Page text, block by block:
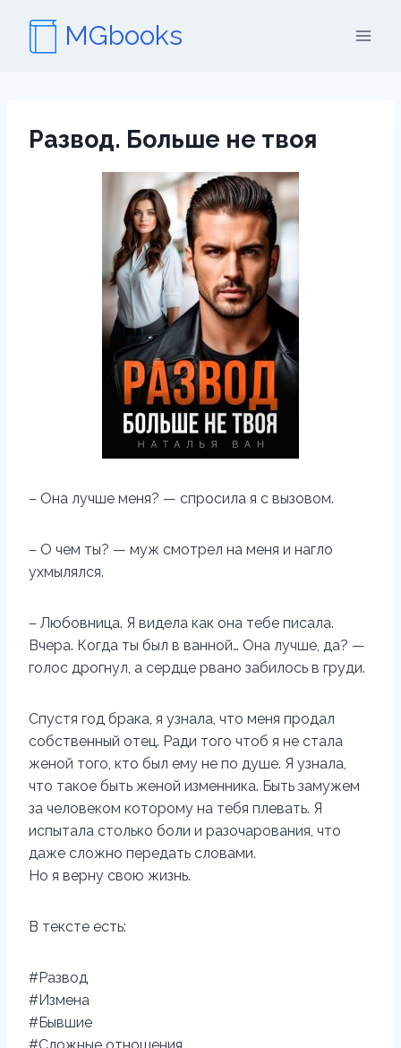
содержимому
MGbooks
Развод. Больше не твоя
– Она лучше меня? — спросила я с вызовом.
– О чем ты? — муж смотрел на меня и нагло
ухмылялся.
– Любовница. Я видела как она тебе писала.
Вчера. Когда ты был в ванной… Она лучше, да? —
голос дрогнул, а сердце рвано забилось в груди.
Спустя год брака, я узнала, что меня продал
собственный отец. Ради того чтоб я не стала
женой того, кто был ему не по душе. Я узнала,
что такое быть женой изменника. Быть замужем
за человеком которому на тебя плевать. Я
испытала столько боли и разочарования, что
даже сложно передать словами.
Но я верну свою жизнь.
В тексте есть:
#Развод
#Измена
#Бывшие